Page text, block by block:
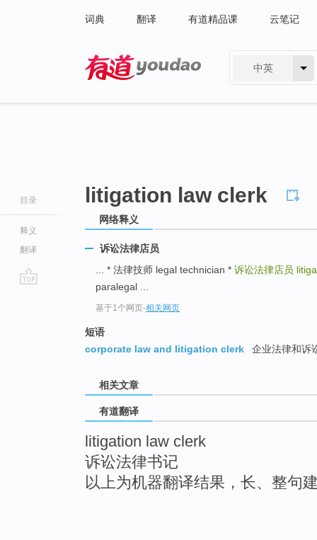
词典 翻译 有道精品课 云笔记
中英
目录
释义
翻译
litigation law clerk
网络释义
诉讼法律店员
... * 法律技师 legal technician * 诉讼法律店员
paralegal ...
基于1个网页-相关网页
短语
corporate law and litigation clerk
企业法律和诉
相关文章
有道翻译
litigation law clerk
诉讼法律书记
以上为机器翻译结果，长、整句